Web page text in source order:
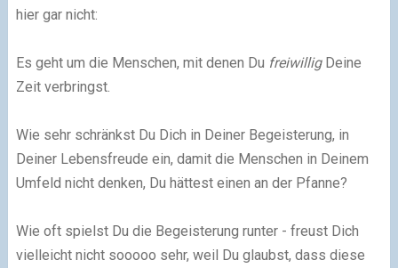
hier gar nicht:
Es geht um die Menschen, mit denen Du freiwilligDeine
Zeit verbringst.
Wie sehr schränkst Du Dich in Deiner Begeisterung, in
Deiner Lebensfreude ein, damit die Menschen in Deinem
Umfeld nicht denken, Du hättest einen an der Pfanne?
Wie oft spielst Du die Begeisterung runter - freust Dich
vielleicht nicht sooooo sehr, weil Du glaubst, dass diese